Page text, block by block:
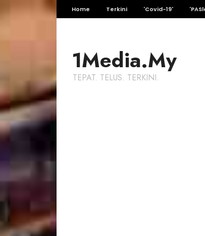
Home Terkini 'Covid-19'
1Media.My
TEPAT. TELUS. TERKINI.